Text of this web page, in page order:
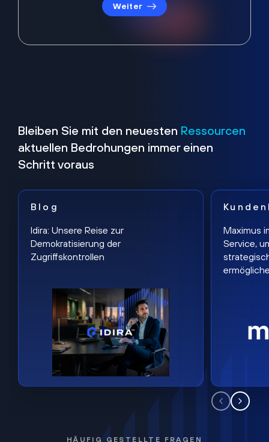
Weiter
Bleiben Sie mit den neuesten Ressourcen
aktuellen Bedrohungen immer einen
Schritt voraus
Blog
Idira: Unsere Reise zur
Demokratisierung der
Zugriffskontrollen
Maximus
Service,
HÄUFIG GESTELLTE FRAGEN